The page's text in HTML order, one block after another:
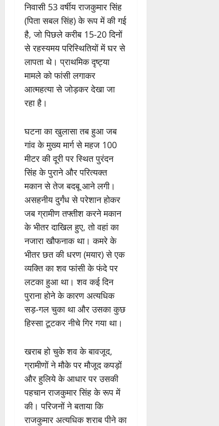
निवासी 53 वर्षीय राजकुमार सिंह
(पिता सबल सिंह) के रूप में की गई
है, जो पिछले करीब 15-20 दिनों
से रहस्यमय परिस्थितियों में घर से
लापता थे। प्राथमिक दृष्ट्या
मामले को फांसी लगाकर
आत्महत्या से जोड़कर देखा जा
रहा है।
घटना का खुलासा तब हुआ जब
गांव के मुख्य मार्ग से महज 100
मीटर की दूरी पर स्थित पुरंदन
सिंह के पुराने और परित्यक्त
मकान से तेज बदबू आने लगी।
असहनीय दुर्गंध से परेशान होकर
जब ग्रामीण तफ्तीश करने मकान
के भीतर दाखिल हुए, तो वहां का
नजारा खौफनाक था। कमरे के
भीतर छत की धरण (मयार) से एक
व्यक्ति का शव फांसी के फंदे पर
लटका हुआ था। शव कई दिन
पुराना होने के कारण अत्यधिक
सड़-गल चुका था और उसका कुछ
हिस्सा टूटकर नीचे गिर गया था।
खराब हो चुके शव के बावजूद,
ग्रामीणों ने मौके पर मौजूद कपड़ों
और हुलिये के आधार पर उसकी
पहचान राजकुमार सिंह के रूप में
की। परिजनों ने बताया कि
राजकुमार अत्यधिक शराब पीने का